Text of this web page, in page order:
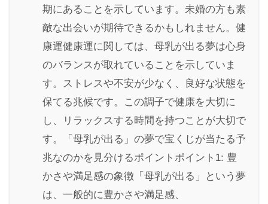
期にあることを示しています。未婚の方も素
敵な出会いが期待できるかもしれません。健
康運健康運に関しては、母乳が出る夢は心身
のバランスが取れていることを示していま
す。ストレスや不安が少なく、良好な状態を
保てる兆候です。この調子で健康を大切に
し、リラックスする時間を持つことが大切で
す。「母乳が出る」の夢で宝くじが当たる予
兆なのかを見分けるポイントポイント1: 豊
かさや満足感の象徴「母乳が出る」という夢
は、一般的に豊かさや満足感、